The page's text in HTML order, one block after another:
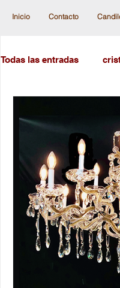
Inicio Contacto
Todas las entradas
candiles de cristal
lampara modernas
lampara de esferas